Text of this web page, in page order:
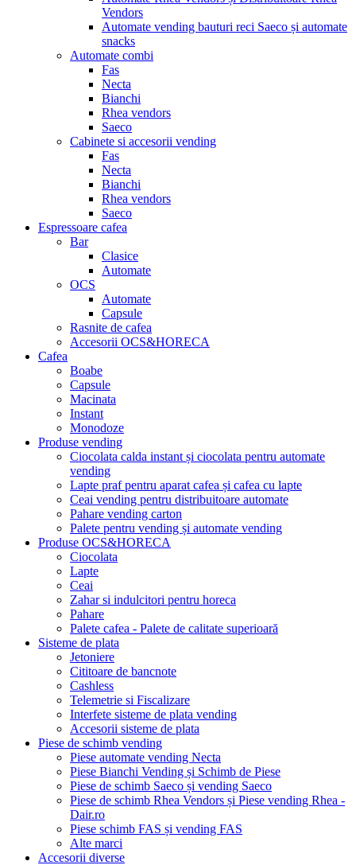
Vendors
Automate vending bauturi reci Saeco și automate
snacks
Automate combi
Fas
Necta
Bianchi
Rhea vendors
Saeco
Cabinete si accesorii vending
Fas
Necta
Bianchi
Rhea vendors
Saeco
Espressoare cafea
Bar
Clasice
Automate
OCS
Automate
Capsule
Rasnite de cafea
Accesorii OCS&HORECA
Cafea
Boabe
Capsule
Macinata
Instant
Monodoze
Produse vending
Ciocolata calda instant și ciocolata pentru automate
vending
Lapte praf pentru aparat cafea și cafea cu lapte
Ceai vending pentru distribuitoare automate
Pahare vending carton
Palete pentru vending și automate vending
Produse OCS&HORECA
Ciocolata
Lapte
Ceai
Zahar si indulcitori pentru horeca
Pahare
Palete cafea - Palete de calitate superioară
Sisteme de plata
Jetoniere
Cititoare de bancnote
Cashless
Telemetrie si Fiscalizare
Interfete sisteme de plata vending
Accesorii sisteme de plata
Piese de schimb vending
Piese automate vending Necta
Piese Bianchi Vending și Schimb de Piese
Piese de schimb Saeco și vending Saeco
Piese de schimb Rhea Vendors și Piese vending Rhea -
Dair.ro
Piese schimb FAS și vending FAS
Alte marci
Accesorii diverse